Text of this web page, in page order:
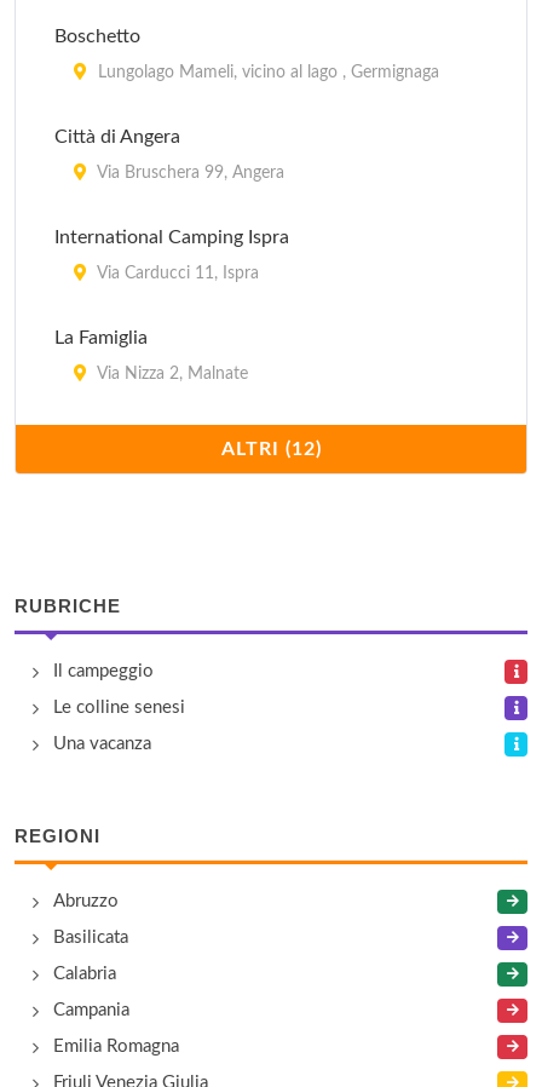
Boschetto
Lungolago Mameli, vicino al lago , Germignaga
Città di Angera
Via Bruschera 99, Angera
International Camping Ispra
Via Carducci 11, Ispra
La Famiglia
Via Nizza 2, Malnate
Via Del Martiri 12, Varano Borghi
Lago di Monate
Via Lago di Monate 459, Comàbbio
Lido
Lido di Monvalle
Parkcamping
Via Corsini 3, Maccagno
ALTRI (12)
RUBRICHE
Il campeggio
Le colline senesi
Una vacanza
REGIONI
Abruzzo
Basilicata
Calabria
Campania
Emilia Romagna
Friuli Venezia Giulia